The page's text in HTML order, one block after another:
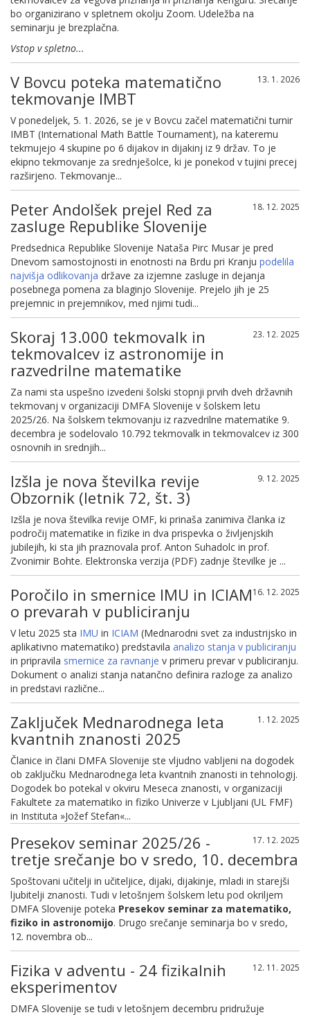
bo organizirano v spletnem okolju Zoom. Udeležba na
seminarju je brezplačna.
Vstop v spletno...
13. 1. 2026
V Bovcu poteka matematično
tekmovanje IMBT
V ponedeljek, 5. 1. 2026, se je v Bovcu začel matematični turnir
IMBT (International Math Battle Tournament), na kateremu
tekmujejo 4 skupine po 6 dijakov in dijakinj iz 9 držav. To je
ekipno tekmovanje za srednješolce, ki je ponekod v tujini precej
razširjeno. Tekmovanje...
18. 12. 2025
Peter Andolšek prejel Red za
zasluge Republike Slovenije
Predsednica Republike Slovenije Nataša Pirc Musar je pred
Dnevom samostojnosti in enotnosti na Brdu pri Kranju podelila
najvišja odlikovanja države za izjemne zasluge in dejanja
posebnega pomena za blaginjo Slovenije. Prejelo jih je 25
prejemnic in prejemnikov, med njimi tudi...
23. 12. 2025
Skoraj 13.000 tekmovalk in
tekmovalcev iz astronomije in
razvedrilne matematike
Za nami sta uspešno izvedeni šolski stopnji prvih dveh državnih
tekmovanj v organizaciji DMFA Slovenije v šolskem letu
2025/26. Na šolskem tekmovanju iz razvedrilne matematike 9.
decembra je sodelovalo 10.792 tekmovalk in tekmovalcev iz 300
osnovnih in srednjih...
9. 12. 2025
Izšla je nova številka revije
Obzornik (letnik 72, št. 3)
Izšla je nova številka revije OMF, ki prinaša zanimiva članka iz
področij matematike in fizike in dva prispevka o življenjskih
jubilejih, ki sta jih praznovala prof. Anton Suhadolc in prof.
Zvonimir Bohte. Elektronska verzija (PDF) zadnje številke je ...
16. 12. 2025
Poročilo in smernice IMU in ICIAM
o prevarah v publiciranju
V letu 2025 sta IMU in ICIAM (Mednarodni svet za industrijsko in
aplikativno matematiko) predstavila analizo stanja v publiciranju
in pripravila smernice za ravnanje v primeru prevar v publiciranju.
Dokument o analizi stanja natančno definira razloge za analizo
in predstavi različne...
1. 12. 2025
Zaključek Mednarodnega leta
kvantnih znanosti 2025
Članice in člani DMFA Slovenije ste vljudno vabljeni na dogodek
ob zaključku Mednarodnega leta kvantnih znanosti in tehnologij.
Dogodek bo potekal v okviru Meseca znanosti, v organizaciji
Fakultete za matematiko in fiziko Univerze v Ljubljani (UL FMF)
in Instituta »Jožef Stefan«...
17. 12. 2025
Presekov seminar 2025/26 -
tretje srečanje bo v sredo, 10. decembra
Spoštovani učitelji in učiteljice, dijaki, dijakinje, mladi in starejši
ljubitelji znanosti. Tudi v letošnjem šolskem letu pod okriljem
DMFA Slovenije poteka Presekov seminar za matematiko,
fiziko in astronomijo. Drugo srečanje seminarja bo v sredo,
12. novembra ob...
12. 11. 2025
Fizika v adventu - 24 fizikalnih
eksperimentov
DMFA Slovenije se tudi v letošnjem decembru pridružuje